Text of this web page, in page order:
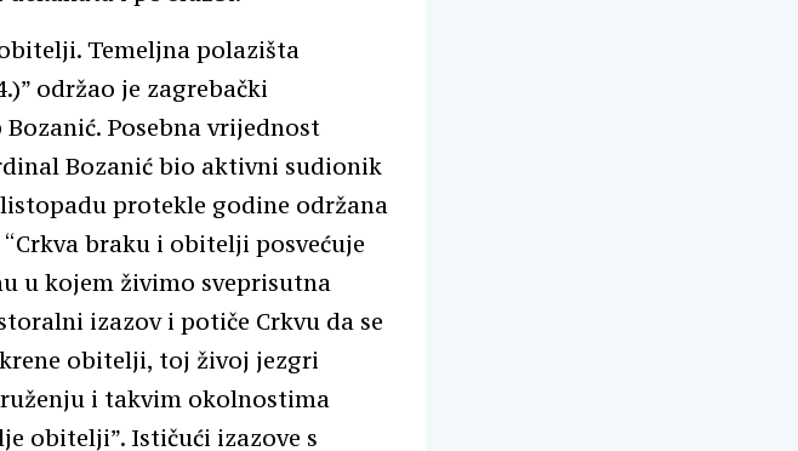
Temeljna polazišta
održao je zagrebački
Posebna vrijednost
Bozanić bio aktivni sudionik
protekle godine održana
braku i obitelji posvećuje
u kojem živimo sveprisutna
izazov i potiče Crkvu da se
obitelji, toj živoj jezgri
i takvim okolnostima
obitelji”. Ističući izazove s